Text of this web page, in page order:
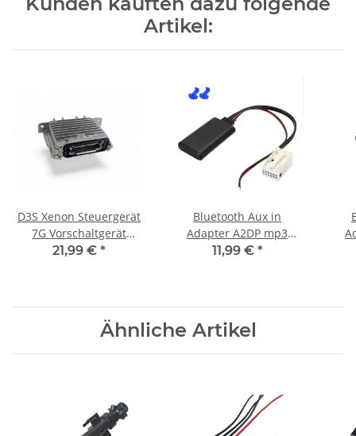
Artikel:
D3S Xenon Steuergerät
7G Vorschaltgerät
89089352 Ersatz für
21,99 € *
Bluetooth Aux in
Adapter A2DP mp3
musik stream passend
11,99 € *
Ähnliche Artikel